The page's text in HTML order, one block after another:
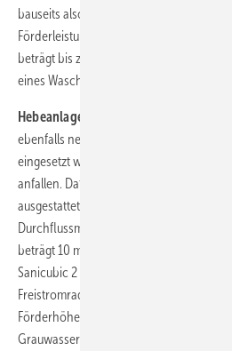
bauseits also ein separater 230-V-
Förderleistung gibt Sanibroy mit über
beträgt bis zu 3 m. Je nach Ausführung
eines Waschtisches möglich.
Hebeanlage mit Freistromradpumpe:
ebenfalls neu vorgestellte Hebeanlage
eingesetzt werden, wo größere Mengen
anfallen. Dafür wurde die Standanlage
ausgestattet. Die 2000-W-
Durchflussmenge von 40 m³ pro Stunde.
beträgt 10 m in DN 80 bzw. 6 m in DN
Sanicubic 2 VX werden über zwei
Freistromradpumpen vergleichbare
Förderhöhe von 10 bis 14 m erzielt. Mit
Grauwasser – und Sanicubic – für Grau-